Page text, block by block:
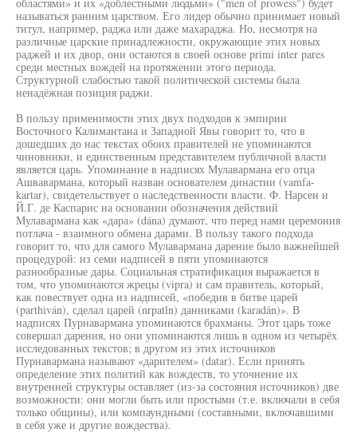
называться ранним царством. Его лидер обычно принимает новый
титул, например, раджа или даже махараджа. Но, несмотря на
различные царские принадлежности, окружающие этих новых
раджей и их двор, они остаются в своей основе primi inter pares
среди местных вождей на протяжении этого периода.
Структурной слабостью такой политической системы была
ненадёжная позиция раджи.
В пользу применимости этих двух подходов к эмпирии
Восточного Калимантана и Западной Явы говорит то, что в
дошедших до нас текстах обоих правителей не упоминаются
чиновники, и единственным представителем публичной власти
является царь. Упоминание в надписях Мулавармана его отца
Ашвавармана, который назван основателем династии (vamfa-
kartar), свидетельствует о наследственности власти. Ф. Нарсен и
Й.Г. де Каспарис на основании обозначения действий
Мулавармана как «дара» (dána) думают, что перед нами церемония
потлача - взаимного обмена дарами. В пользу такого подхода
говорит то, что для самого Мулавармана дарение было важнейшей
процедурой: из семи надписей в пяти упоминаются
разнообразные дары. Социальная стратификация выражается в
том, что упоминаются жрецы (vipra) и сам правитель, который,
как повествует одна из надписей, «победив в битве царей
(parthiván), сделал царей (nrpatln) данниками (karadán)». В
надписях Пурнавармана упоминаются брахманы. Этот царь тоже
совершал дарения, но они упоминаются лишь в одном из четырёх
исследованных текстов; в другом из этих источников
Пурнавармана называют «дарителем» (datar). Если принять
определение этих политий как вождеств, то уточнение их
внутренней структуры оставляет (из-за состояния источников) две
возможности: они могли быть или простыми (т.е. включали в себя
только общины), или компаундными (составными, включавшими
в себя уже и другие вождества).